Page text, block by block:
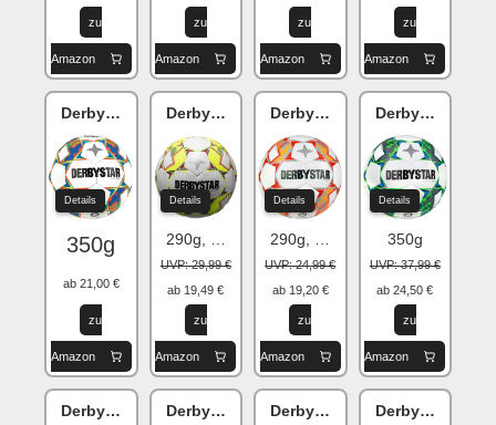
zu
Amazon
zu
Amazon
zu
Amazon
zu
Amazon
Derbystar Atoms Light AG v23
Details
350g
ab 21,00 €
zu
Amazon
Derbystar Apus S-Light v23
Details
290g, Größe 4
UVP: 29,99 €
ab 19,49 €
zu
Amazon
Derbystar Stratos S-Light v23
Details
290g, Größe 4
UVP: 24,99 €
ab 19,20 €
zu
Amazon
Derbystar
Details
350g
UVP: 37,99 €
ab 24,50 €
zu
Amazon
Derbystar Apus Light v23Derbystar Bundesliga v23 Fußball
Derbystar Bundesliga v23
Derbystar